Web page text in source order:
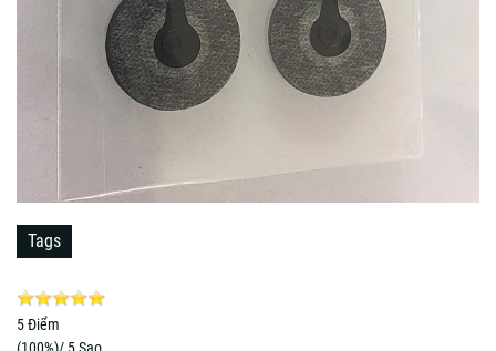
Tags
5Điểm
(100%)/ 5 Sao